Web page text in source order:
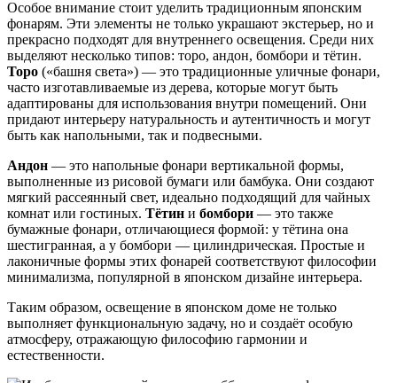
Особое внимание стоит уделить традиционным японским
фонарям. Эти элементы не только украшают экстерьер, но и
прекрасно подходят для внутреннего освещения. Среди них
выделяют несколько типов: торо, андон, бомбори и тётин.
Торо («башня света») — это традиционные уличные фонари,
часто изготавливаемые из дерева, которые могут быть
адаптированы для использования внутри помещений. Они
придают интерьеру натуральность и аутентичность и могут
быть как напольными, так и подвесными.
Андон — это напольные фонари вертикальной формы,
выполненные из рисовой бумаги или бамбука. Они создают
мягкий рассеянный свет, идеально подходящий для чайных
комнат или гостиных. Тётин и бомбори — это также
бумажные фонари, отличающиеся формой: у тётина она
шестигранная, а у бомбори — цилиндрическая. Простые и
лаконичные формы этих фонарей соответствуют философии
минимализма, популярной в японском дизайне интерьера.
Таким образом, освещение в японском доме не только
выполняет функциональную задачу, но и создаёт особую
атмосферу, отражающую философию гармонии и
естественности.